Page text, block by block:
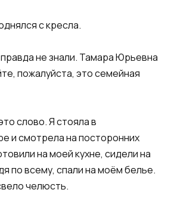
с кресла.
не знали. Тамара Юрьевна
пожалуйста, это семейная
слово. Я стояла в
и смотрела на посторонних
на моей кухне, сидели на
по всему, спали на моём белье.
челюсть.